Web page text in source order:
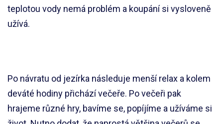
teplotou vody nemá problém a koupání si vysloveně
užívá.
Po návratu od jezírka následuje menší relax a kolem
deváté hodiny přichází večeře. Po večeři pak
hrajeme různé hry, bavíme se, popíjíme a užíváme si